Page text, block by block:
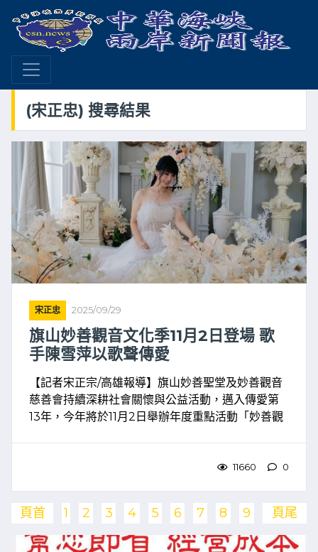
(宋正忠) 搜尋結果
宋正忠 2025/09/29
旗山妙善觀音文化季11月2日登場 歌
手陳雪萍以歌聲傳愛
【記者宋正宗/高雄報導】旗山妙善聖堂及妙善觀音
慈善會持續深耕社會關懷與公益活動，邁入傳愛第
13年，今年將於11月2日舉辦年度重點活動「妙善觀
11660 0
頁首 1 2 3 4 5 6 7 8 9 頁尾